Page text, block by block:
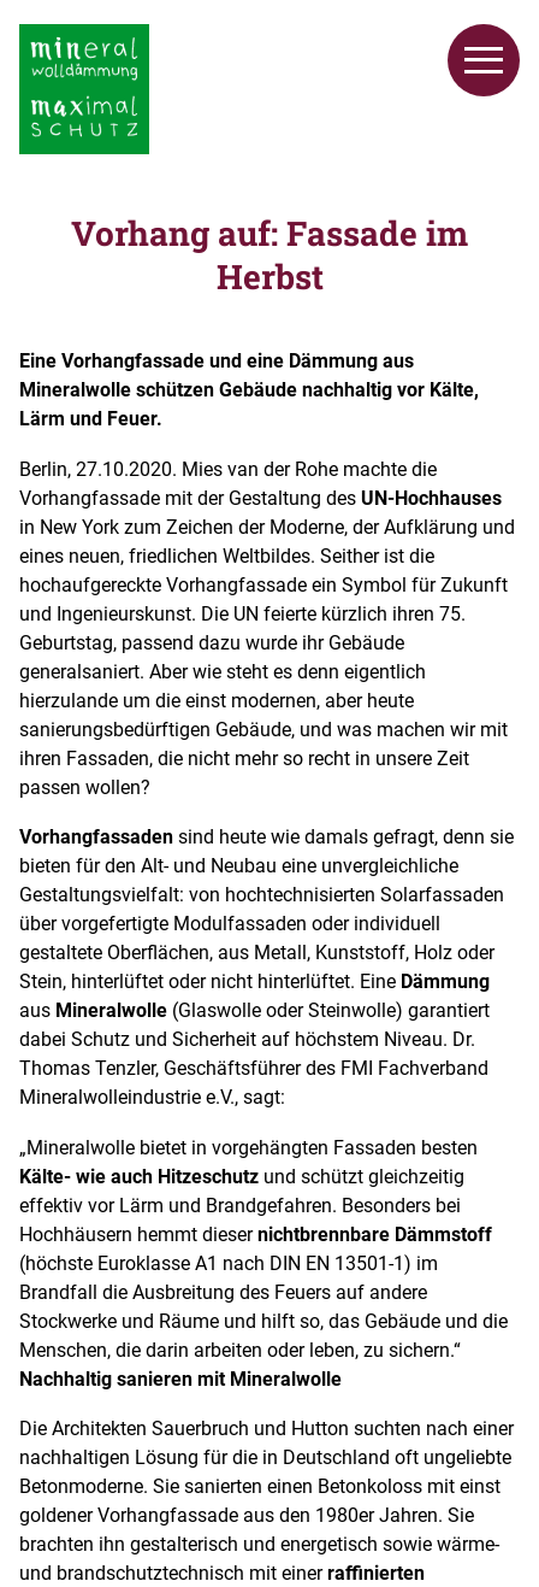
Vorhang auf: Fassade im
Herbst
Eine Vorhangfassade und eine Dämmung aus
Mineralwolle schützen Gebäude nachhaltig vor Kälte,
Lärm und Feuer.
Berlin, 27.10.2020. Mies van der Rohe machte die
Vorhangfassade mit der Gestaltung des UN-Hochhauses
in New York zum Zeichen der Moderne, der Aufklärung und
eines neuen, friedlichen Weltbildes. Seither ist die
hochaufgereckte Vorhangfassade ein Symbol für Zukunft
und Ingenieurskunst. Die UN feierte kürzlich ihren 75.
Geburtstag, passend dazu wurde ihr Gebäude
generalsaniert. Aber wie steht es denn eigentlich
hierzulande um die einst modernen, aber heute
sanierungsbedürftigen Gebäude, und was machen wir mit
ihren Fassaden, die nicht mehr so recht in unsere Zeit
passen wollen?
Vorhangfassaden sind heute wie damals gefragt, denn sie
bieten für den Alt- und Neubau eine unvergleichliche
Gestaltungsvielfalt: von hochtechnisierten Solarfassaden
über vorgefertigte Modulfassaden oder individuell
gestaltete Oberflächen, aus Metall, Kunststoff, Holz oder
Stein, hinterlüftet oder nicht hinterlüftet. Eine Dämmung
aus Mineralwolle (Glaswolle oder Steinwolle) garantiert
dabei Schutz und Sicherheit auf höchstem Niveau. Dr.
Thomas Tenzler, Geschäftsführer des FMI Fachverband
Mineralwolleindustrie e.V., sagt:
„Mineralwolle bietet in vorgehängten Fassaden besten
Kälte- wie auch Hitzeschutz und schützt gleichzeitig
effektiv vor Lärm und Brandgefahren. Besonders bei
Hochhäusern hemmt diesernichtbrennbare Dämmstoff
(höchste Euroklasse A1 nach DIN EN 13501-1) im
Brandfall die Ausbreitung des Feuers auf andere
Stockwerke und Räume und hilft so, das Gebäude und die
Menschen, die darin arbeiten oder leben, zu sichern.“
Nachhaltig sanieren mit Mineralwolle
Die Architekten Sauerbruch und Hutton suchten nach einer
nachhaltigen Lösung für die in Deutschland oft ungeliebte
Betonmoderne. Sie sanierten einen Betonkoloss mit einst
goldener Vorhangfassade aus den 1980er Jahren. Sie
brachten ihn gestalterisch und energetisch sowie wärme-
und brandschutztechnisch mit einerraffinierten